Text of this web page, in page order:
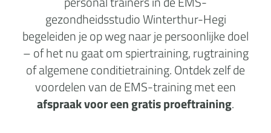
gezondheidsstudio Winterthur-Hegi
begeleiden je op weg naar je persoonlijke doel
– of het nu gaat om spiertraining, rugtraining
of algemene conditietraining. Ontdek zelf de
voordelen van de EMS-training met een
afspraak voor een gratis proeftraining.